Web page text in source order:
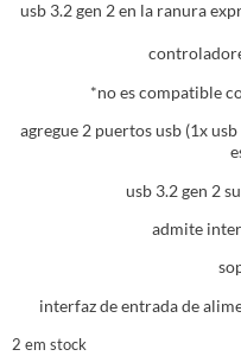
usb 3.2 gen 2 en la ranura
*no es compatible
agregue 2 puertos usb (1x
usb 3.2 gen 2
admite
interfaz de entrada de
2 em stock